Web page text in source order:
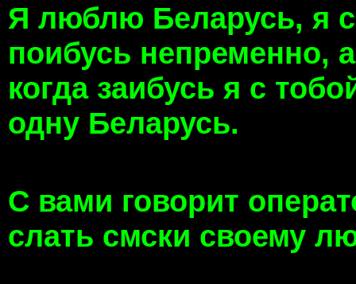
Я люблю Беларусь, я
поибусь непременно,
когда заибусь я с
одну Беларусь.
С вами говорит
слать смски своему